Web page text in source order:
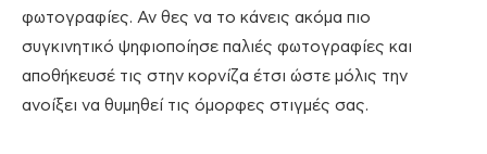
φωτογραφίες. Αν θες να το κάνεις ακόμα πιο
συγκινητικό ψηφιοποίησε παλιές φωτογραφίες και
αποθήκευσέ τις στην κορνίζα έτσι ώστε μόλις την
ανοίξει να θυμηθεί τις όμορφες στιγμές σας.